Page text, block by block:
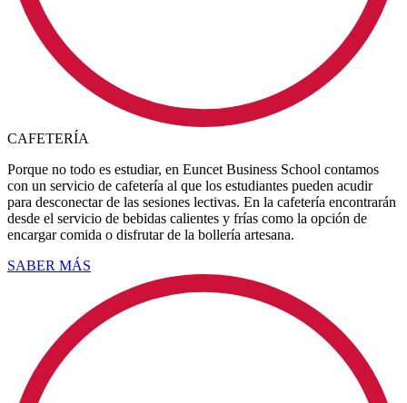
CAFETERÍA
Porque no todo es estudiar, en Euncet Business School contamos
con un servicio de cafetería al que los estudiantes pueden acudir
para desconectar de las sesiones lectivas. En la cafetería encontrarán
desde el servicio de bebidas calientes y frías como la opción de
encargar comida o disfrutar de la bollería artesana.
SABER MÁS